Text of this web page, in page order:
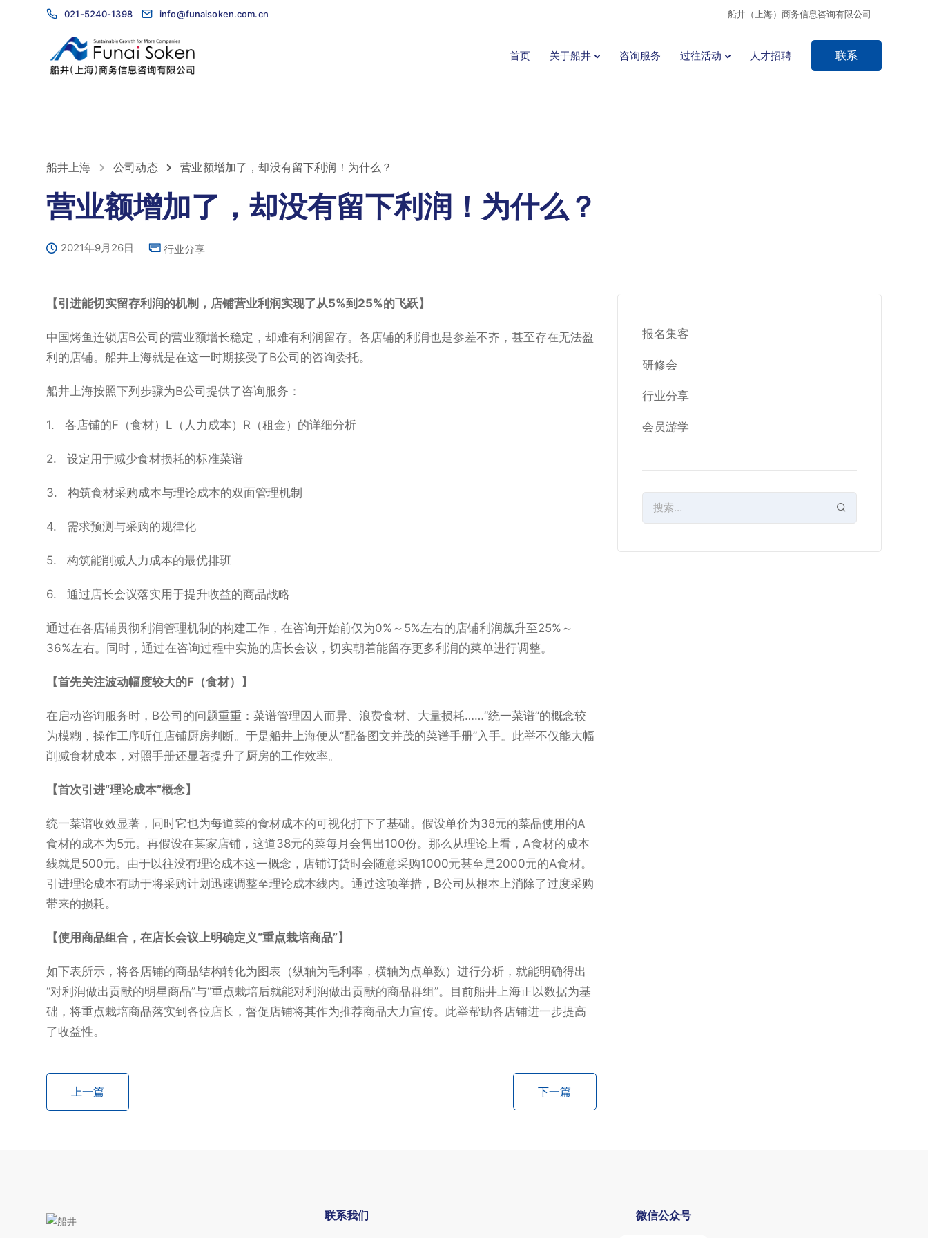
021-5240-1398 info@funaisoken.com.cn 船井（上海）商务信息咨询有限公司
首页 关于船井 咨询服务 过往活动 人才招聘 联系
船井上海 公司动态 营业额增加了，却没有留下利润！为什么？
营业额增加了，却没有留下利润！为什么？
2021年9月26日 行业分享
【引进能切实留存利润的机制，店铺营业利润实现了从5%到25%的飞跃】
中国烤鱼连锁店B公司的营业额增长稳定，却难有利润留存。各店铺的利润也是参差不齐，甚至存在无法盈
利的店铺。船井上海就是在这一时期接受了B公司的咨询委托。
船井上海按照下列步骤为B公司提供了咨询服务：
1. 各店铺的F（食材）L（人力成本）R（租金）的详细分析
2. 设定用于减少食材损耗的标准菜谱
3. 构筑食材采购成本与理论成本的双面管理机制
4. 需求预测与采购的规律化
5. 构筑能削减人力成本的最优排班
6. 通过店长会议落实用于提升收益的商品战略
通过在各店铺贯彻利润管理机制的构建工作，在咨询开始前仅为0%～5%左右的店铺利润飙升至25%～
36%左右。同时，通过在咨询过程中实施的店长会议，切实朝着能留存更多利润的菜单进行调整。
【首先关注波动幅度较大的F（食材）】
在启动咨询服务时，B公司的问题重重：菜谱管理因人而异、浪费食材、大量损耗……“统一菜谱”的概念较
为模糊，操作工序听任店铺厨房判断。于是船井上海便从“配备图文并茂的菜谱手册”入手。此举不仅能大幅
削减食材成本，对照手册还显著提升了厨房的工作效率。
【首次引进“理论成本”概念】
统一菜谱收效显著，同时它也为每道菜的食材成本的可视化打下了基础。假设单价为38元的菜品使用的A
食材的成本为5元。再假设在某家店铺，这道38元的菜每月会售出100份。那么从理论上看，A食材的成本
线就是500元。由于以往没有理论成本这一概念，店铺订货时会随意采购1000元甚至是2000元的A食材。
引进理论成本有助于将采购计划迅速调整至理论成本线内。通过这项举措，B公司从根本上消除了过度采购
带来的损耗。
【使用商品组合，在店长会议上明确定义“重点栽培商品”】
如下表所示，将各店铺的商品结构转化为图表（纵轴为毛利率，横轴为点单数）进行分析，就能明确得出
“对利润做出贡献的明星商品”与“重点栽培后就能对利润做出贡献的商品群组”。目前船井上海正以数据为基
础，将重点栽培商品落实到各位店长，督促店铺将其作为推荐商品大力宣传。此举帮助各店铺进一步提高
了收益性。
上一篇 下一篇
报名集客
研修会
行业分享
会员游学
联系我们 微信公众号